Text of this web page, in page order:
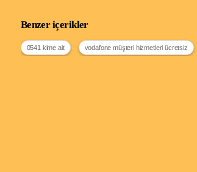
Benzer içerikler
0541 kime ait vodafone müşteri hizmetleri ücretsiz